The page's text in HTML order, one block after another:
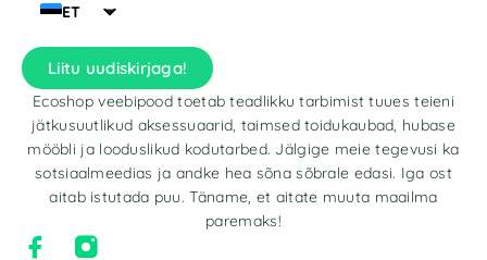
ET
Liitu uudiskirjaga!
Ecoshop veebipood toetab teadlikku tarbimist tuues teieni
jätkusuutlikud aksessuaarid, taimsed toidukaubad, hubase
mööbli ja looduslikud kodutarbed. Jälgige meie tegevusi ka
sotsiaalmeedias ja andke hea sõna sõbrale edasi. Iga ost
aitab istutada puu. Täname, et aitate muuta maailma
paremaks!